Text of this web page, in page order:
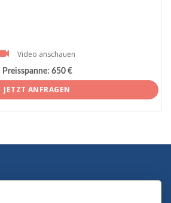
Video anschauen
Preisspanne: 650 €
JETZT ANFRAGEN